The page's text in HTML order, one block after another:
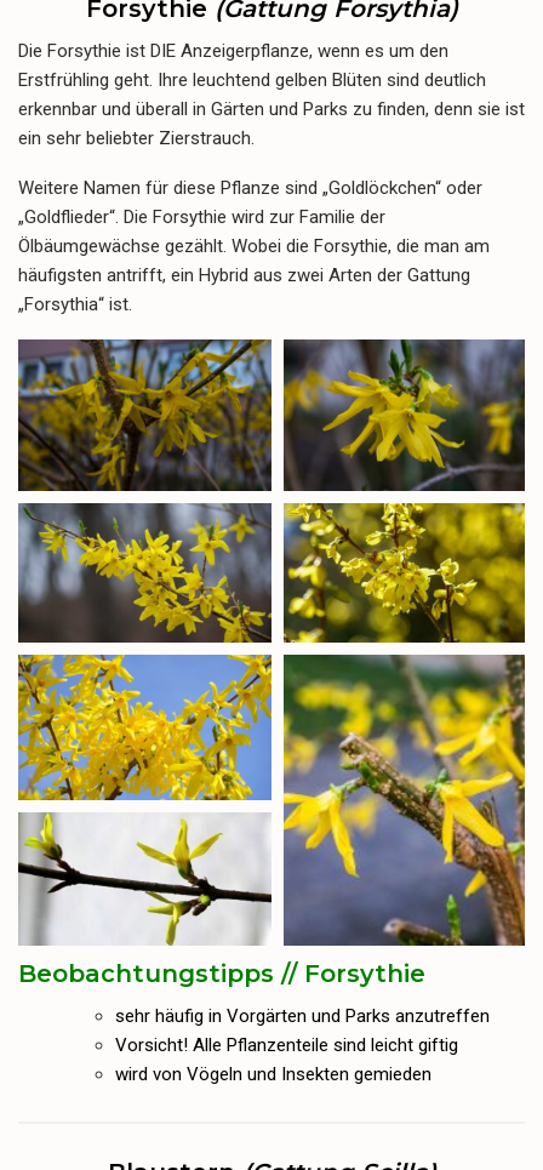
Forsythie (Gattung Forsythia)
Die Forsythie ist DIE Anzeigerpflanze, wenn es um den
Erstfrühling geht. Ihre leuchtend gelben Blüten sind deutlich
erkennbar und überall in Gärten und Parks zu finden, denn sie ist
ein sehr beliebter Zierstrauch.
Weitere Namen für diese Pflanze sind „Goldlöckchen“ oder
„Goldflieder“. Die Forsythie wird zur Familie der
Ölbäumgewächse gezählt. Wobei die Forsythie, die man am
häufigsten antrifft, ein Hybrid aus zwei Arten der Gattung
„Forsythia“ ist.
Beobachtungstipps // Forsythie
sehr häufig in Vorgärten und Parks anzutreffen
Vorsicht! Alle Pflanzenteile sind leicht giftig
wird von Vögeln und Insekten gemieden